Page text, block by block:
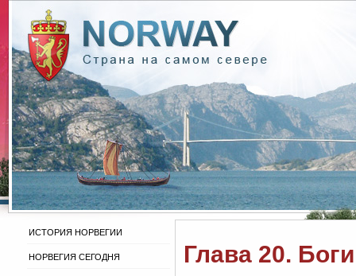
ИСТОРИЯ НОРВЕГИИ
НОРВЕГИЯ СЕГОДНЯ Глава 20.